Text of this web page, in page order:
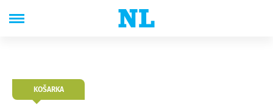
KOŠARKA